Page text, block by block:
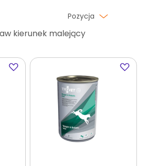
Pozycja
kierunek malejący
Dodaj
do
Dodaj
do